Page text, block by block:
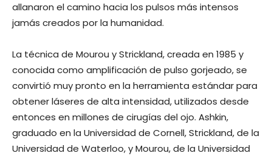
allanaron el camino hacia los pulsos más intensos
jamás creados por la humanidad.
La técnica de Mourou y Strickland, creada en 1985 y
conocida como amplificación de pulso gorjeado, se
convirtió muy pronto en la herramienta estándar para
obtener láseres de alta intensidad, utilizados desde
entonces en millones de cirugías del ojo. Ashkin,
graduado en la Universidad de Cornell, Strickland, de la
Universidad de Waterloo, y Mourou, de la Universidad